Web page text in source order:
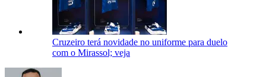
Cruzeiro terá novidade no uniforme para duelo
com o Mirassol; veja